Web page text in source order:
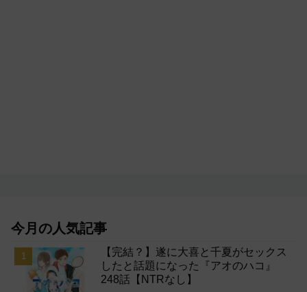
今月の人気記事
【完結？】遂に大喜と千夏がセックス
したと話題になった『アオのハコ』
248話【NTRなし】